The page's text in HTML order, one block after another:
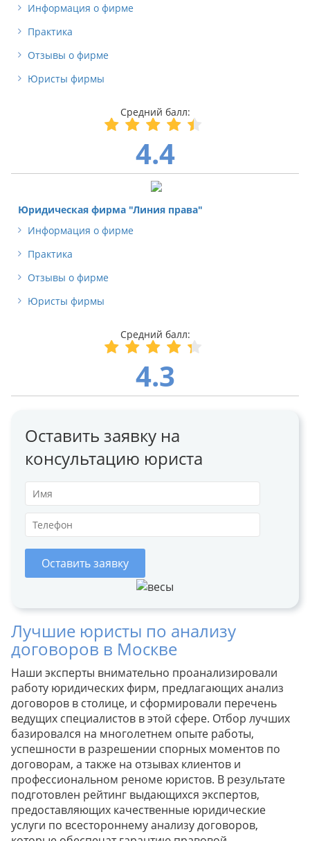
Информация о фирме
Практика
Отзывы о фирме
Юристы фирмы
4.4
Юридическая фирма "Линия права"
Информация о фирме
Практика
Отзывы о фирме
Юристы фирмы
4.3
Оставить заявку на
консультацию юриста
Оставить заявку
Лучшие юристы по анализу
договоров в Москве
Наши эксперты внимательно проанализировали
работу юридических фирм, предлагающих анализ
договоров в столице, и сформировали перечень
ведущих специалистов в этой сфере. Отбор лучших
базировался на многолетнем опыте работы,
успешности в разрешении спорных моментов по
договорам, а также на отзывах клиентов и
профессиональном реноме юристов. В результате
подготовлен рейтинг выдающихся экспертов,
предоставляющих качественные юридические
услуги по всестороннему анализу договоров,